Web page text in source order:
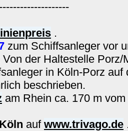
.
zum Schiffsanleger vor
der Haltestelle Porz/
in Köln-Porz auf
beschrieben.
am Rhein ca. 170 m
auf www.trivago.de